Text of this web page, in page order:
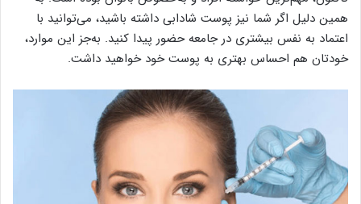
همین دلیل اگر شما نیز پوست شادابی داشته باشید، می‌توانید با
اعتماد به نفس بیشتری در جامعه حضور پیدا کنید. به‌جز این موارد،
خودتان هم احساس بهتری به پوست خود خواهید داشت.